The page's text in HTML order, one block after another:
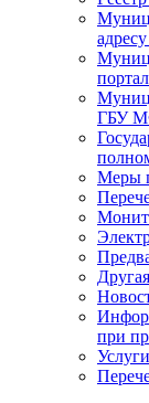
ГБУ
Меры
при